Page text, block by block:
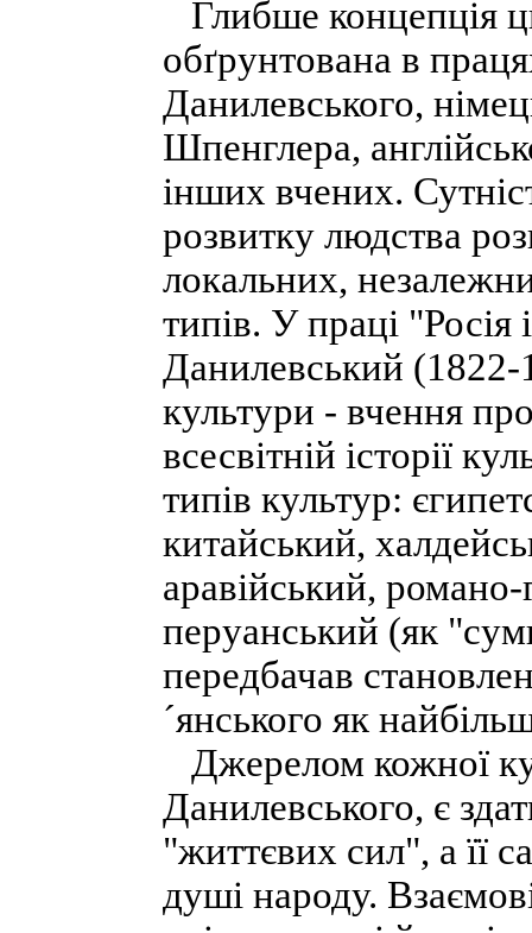
Глибше концепція
обґрунтована в
Данилевського,
Шпенглера,
інших вчених.
розвитку людства
локальних,
типів. У праці
Данилевський (1822-
культури - вчення
всесвітній історії
типів культур:
китайський,
аравійський,
перуанський (як
передбачав
´янського як
Джерелом кожної
Данилевського, є
"життєвих сил", а її
душі народу.